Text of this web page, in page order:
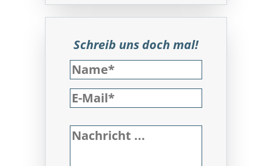
Schreib uns doch mal!